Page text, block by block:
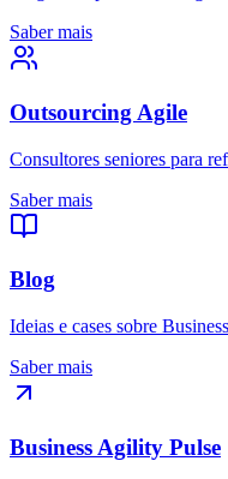
Saber mais
Outsourcing Agile
Consultores seniores para
Saber mais
Blog
Ideias e cases sobre
Saber mais
Business Agility Pulse